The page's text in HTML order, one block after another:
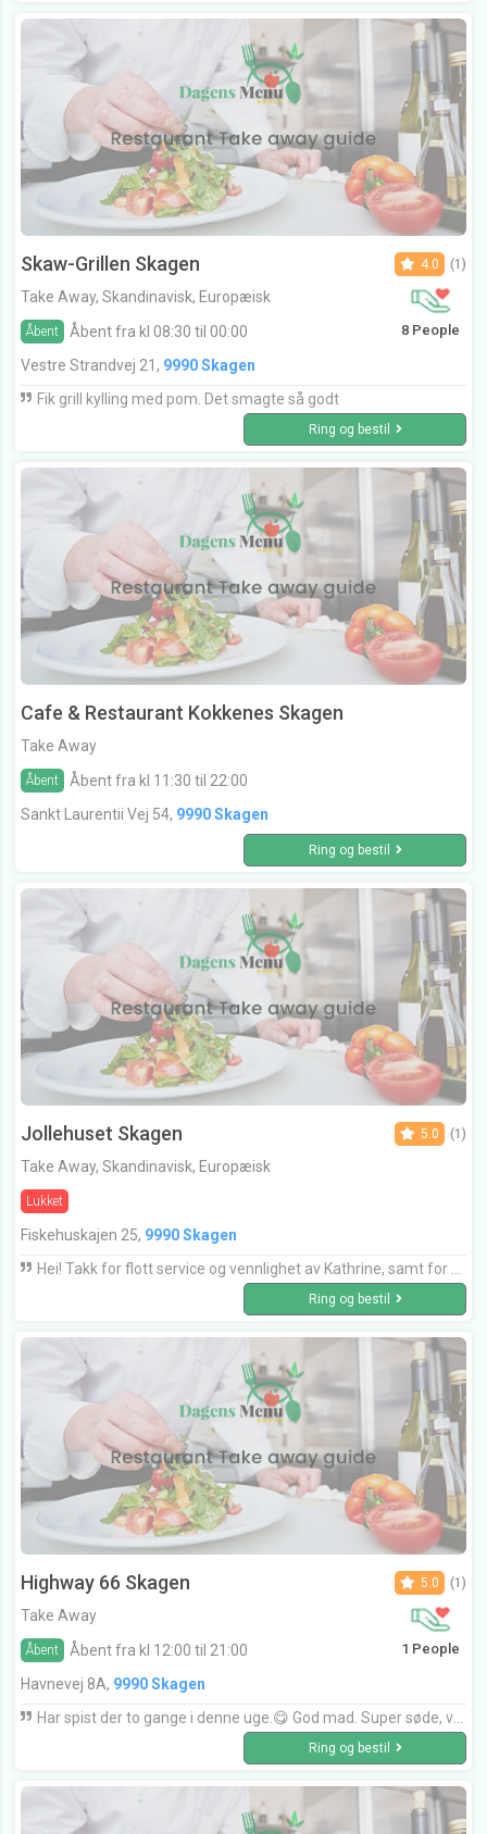
Skaw-Grillen Skagen
Take Away, Skandinavisk, Europæisk
Åbent Åbent fra kl 08:30 til 00:00
4.0 (1)
8 People
Vestre Strandvej 21, 9990 Skagen
Fik grill kylling med pom. Det smagte så godt
Ring og bestil
Cafe & Restaurant Kokkenes Skagen
Take Away
Åbent
Åbent fra kl 11:30 til 22:00
Sankt Laurentii Vej 54, 9990 Skagen
Ring og bestil
Jollehuset Skagen
Take Away, Skandinavisk, Europæisk
Lukket
5.0 (1)
Fiskehuskajen 25, 9990 Skagen
Hei! Takk for flott service og vennlighet av Kathrine, samt for god mat under vårt besøk i Skagen 10.-13.august.
Ring og bestil
Highway 66 Skagen
Take Away
Åbent Åbent fra kl 12:00 til 21:00
5.0 (1)
1 People
Havnevej 8A, 9990 Skagen
Har spist der to gange i denne uge.😋 God mad. Super søde, venlige og smilende tjenere. Et sted man føler sig velkommen.
Ring og bestil